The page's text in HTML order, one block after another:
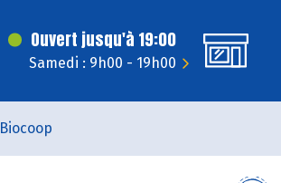
Ouvert jusqu'à 19:00
Samedi : 9h00 - 19h00
Biocoop